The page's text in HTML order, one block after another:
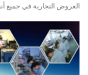
العروض التجارية في جميع